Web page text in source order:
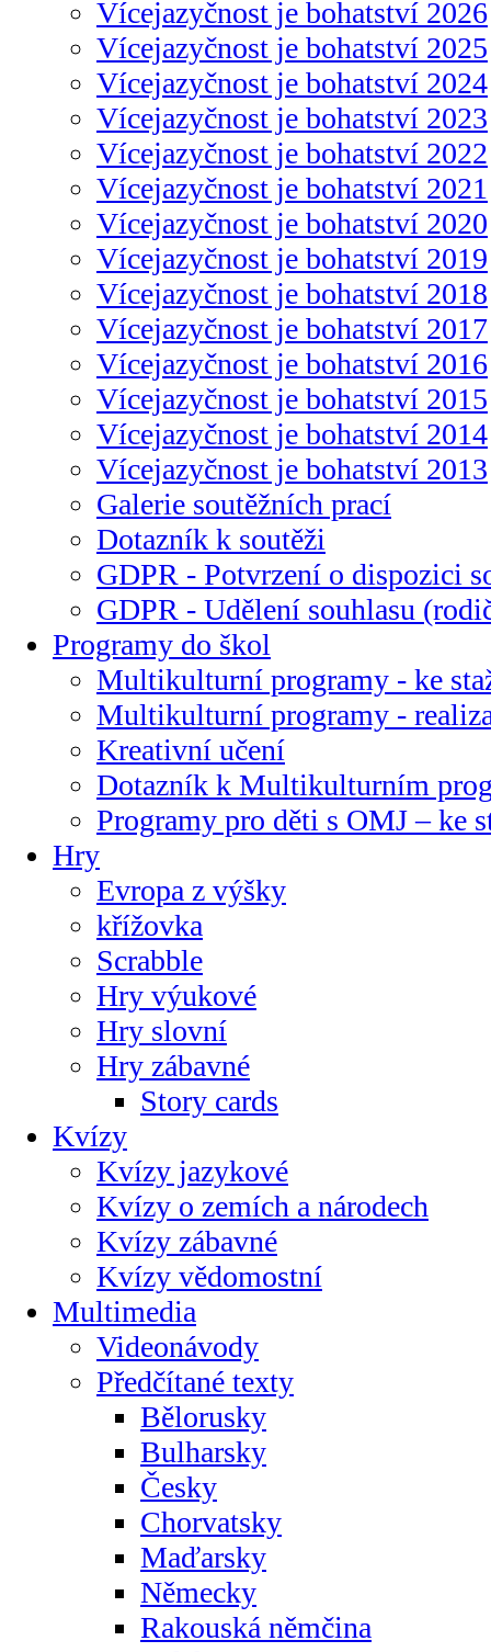
Vícejazyčnost je bohatství 2026
Vícejazyčnost je bohatství 2025
Vícejazyčnost je bohatství 2024
Vícejazyčnost je bohatství 2023
Vícejazyčnost je bohatství 2022
Vícejazyčnost je bohatství 2021
Vícejazyčnost je bohatství 2020
Vícejazyčnost je bohatství 2019
Vícejazyčnost je bohatství 2018
Vícejazyčnost je bohatství 2017
Vícejazyčnost je bohatství 2016
Vícejazyčnost je bohatství 2015
Vícejazyčnost je bohatství 2014
Vícejazyčnost je bohatství 2013
Galerie soutěžních prací
Dotazník k soutěži
GDPR - Potvrzení o dispozici
GDPR - Udělení souhlasu
Programy do škol
Multikulturní programy - ke
Multikulturní programy -
Kreativní učení
Dotazník k Multikulturním
Programy pro děti s OMJ – ke
Hry
Evropa z výšky
křížovka
Scrabble
Hry výukové
Hry slovní
Hry zábavné
Story cards
Kvízy
Kvízy jazykové
Kvízy o zemích a národech
Kvízy zábavné
Kvízy vědomostní
Multimedia
Videonávody
Předčítané texty
Bělorusky
Bulharsky
Česky
Chorvatsky
Maďarsky
Německy
Rakouská němčina